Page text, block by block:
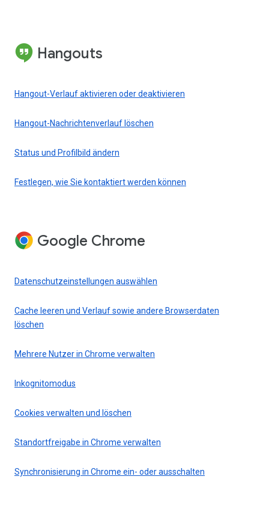
Hangouts
Hangout-Verlauf aktivieren oder deaktivieren
Hangout-Nachrichtenverlauf löschen
Status und Profilbild ändern
Festlegen, wie Sie kontaktiert werden können
Google Chrome
Datenschutzeinstellungen auswählen
Cache leeren und Verlauf sowie andere Browserdaten
löschen
Mehrere Nutzer in Chrome verwalten
Inkognitomodus
Cookies verwalten und löschen
Standortfreigabe in Chrome verwalten
Synchronisierung in Chrome ein- oder ausschalten